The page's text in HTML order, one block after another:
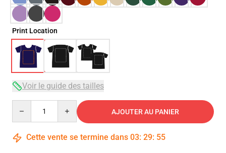
Print Location
Voir le guide des tailles
AJOUTER AU PANIER
Cette vente se termine dans 03: 29: 54